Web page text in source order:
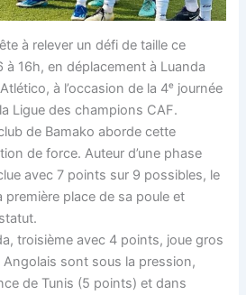
à relever un défi de taille ce
à 16h, en déplacement à Luanda
à l’occasion de la 4ᵉ journée
Ligue des champions CAF.
de Bamako aborde cette
de force. Auteur d’une phase
avec 7 points sur 9 possibles, le
première place de sa poule et
troisième avec 4 points, joue gros
sont sous la pression,
de Tunis (5 points) et dans